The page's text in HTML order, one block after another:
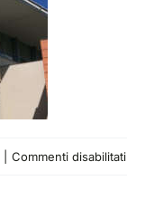
Commenti disabilitatisu